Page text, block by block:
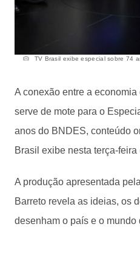
TV Brasil exibe especial sobre 74
A conexão entre a
serve de mote para o
anos do BNDES, conteúdo
Brasil exibe nesta terça-feira
A produção apresentada
Barreto revela as ideias, os
desenham o país e o mundo